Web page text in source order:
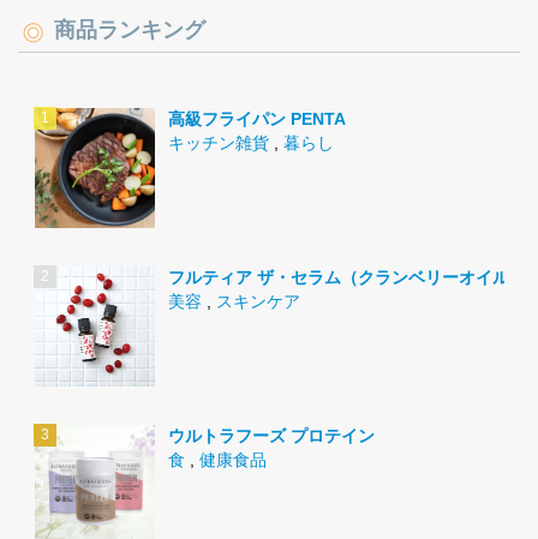
商品ランキング
高級フライパン PENTA
キッチン雑貨
暮らし
フルティア ザ・セラム（クランベリーオイル）
美容
スキンケア
ウルトラフーズ プロテイン
食
健康食品